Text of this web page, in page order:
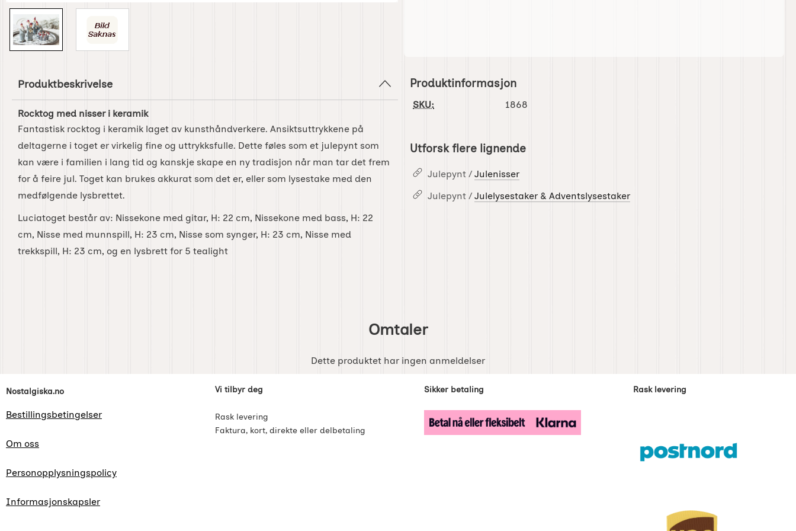
Produktbeskrivelse
Rocktog med nisser i keramik
Fantastisk rocktog i keramik laget av kunsthåndverkere. Ansiktsuttrykkene på
deltagerne i toget er virkelig fine og uttrykksfulle. Dette føles som et julepynt som
kan være i familien i lang tid og kanskje skape en ny tradisjon når man tar det frem
for å feire jul. Toget kan brukes akkurat som det er, eller som lysestake med den
medfølgende lysbrettet.
Luciatoget består av: Nissekone med gitar, H: 22 cm, Nissekone med bass, H: 22
cm, Nisse med munnspill, H: 23 cm, Nisse som synger, H: 23 cm, Nisse med
trekkspill, H: 23 cm, og en lysbrett for 5 tealight
Produktinformasjon
SKU: 1868
Utforsk flere lignende
Julepynt / Julenisser
Julepynt / Julelysestaker & Adventslysestaker
Omtaler
Dette produktet har ingen anmeldelser
Footer-innhold Blandet informasjon og lenker
Nostalgiska.no
Bestillingsbetingelser
Om oss
Personopplysningspolicy
Informasjonskapsler
Vi tilbyr deg
Rask levering
Faktura, kort, direkte eller delbetaling
Sikker betaling Rask levering